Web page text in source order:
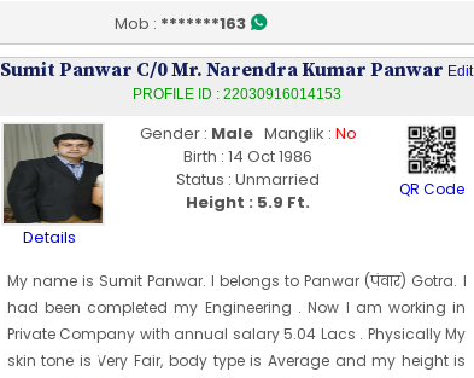
Mob : *******163
Sumit Panwar C/0 Mr. Narendra Kumar Panwar Edit
PROFILE ID : 22030916014153
Details
Gender : MaleManglik : No
Birth : 14 Oct 1986
Status : Unmarried
Height : 5.9 Ft.
QR Code
My name is Sumit Panwar. I belongs to Panwar (पंवार) Gotra. I
had been completed my Engineering . Now I am working in
Private Company with annual salary 5.04 Lacs . Physically My
skin tone is Very Fair, body type is Average and my height is